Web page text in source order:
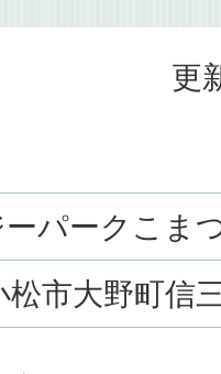
更
パークこま
松市大野町信